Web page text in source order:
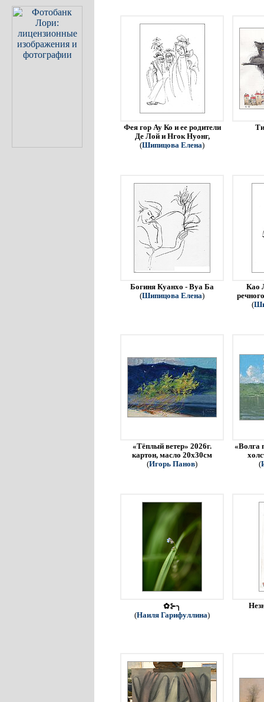
Фея гор Ау Ко и ее родители
Де Лой и Нгок Нуонг,
(Шипицова Елена)
Богиня Куанхо - Вуа Ба
(Шипицова Елена)
Као
(
«Тёплый ветер» 2026г.
картон, масло 20х30см
(Игорь Панов)
«Волга
(
✿⊱╮
(Наиля Гарифуллина)